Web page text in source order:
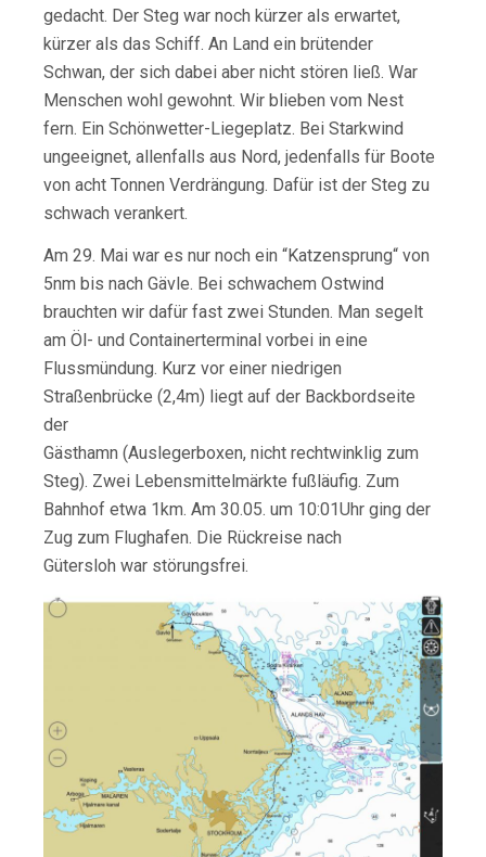
gedacht. Der Steg war noch kürzer als erwartet,
kürzer als das Schiff. An Land ein brütender
Schwan, der sich dabei aber nicht stören ließ. War
Menschen wohl gewohnt. Wir blieben vom Nest
fern. Ein Schönwetter-Liegeplatz. Bei Starkwind
ungeeignet, allenfalls aus Nord, jedenfalls für Boote
von acht Tonnen Verdrängung. Dafür ist der Steg zu
schwach verankert.
Am 29. Mai war es nur noch ein “Katzensprung“ von
5nm bis nach Gävle. Bei schwachem Ostwind
brauchten wir dafür fast zwei Stunden. Man segelt
am Öl- und Containerterminal vorbei in eine
Flussmündung. Kurz vor einer niedrigen
Straßenbrücke (2,4m) liegt auf der Backbordseite
der
Gästhamn (Auslegerboxen, nicht rechtwinklig zum
Steg). Zwei Lebensmittelmärkte fußläufig. Zum
Bahnhof etwa 1km. Am 30.05. um 10:01Uhr ging der
Zug zum Flughafen. Die Rückreise nach
Gütersloh war störungsfrei.